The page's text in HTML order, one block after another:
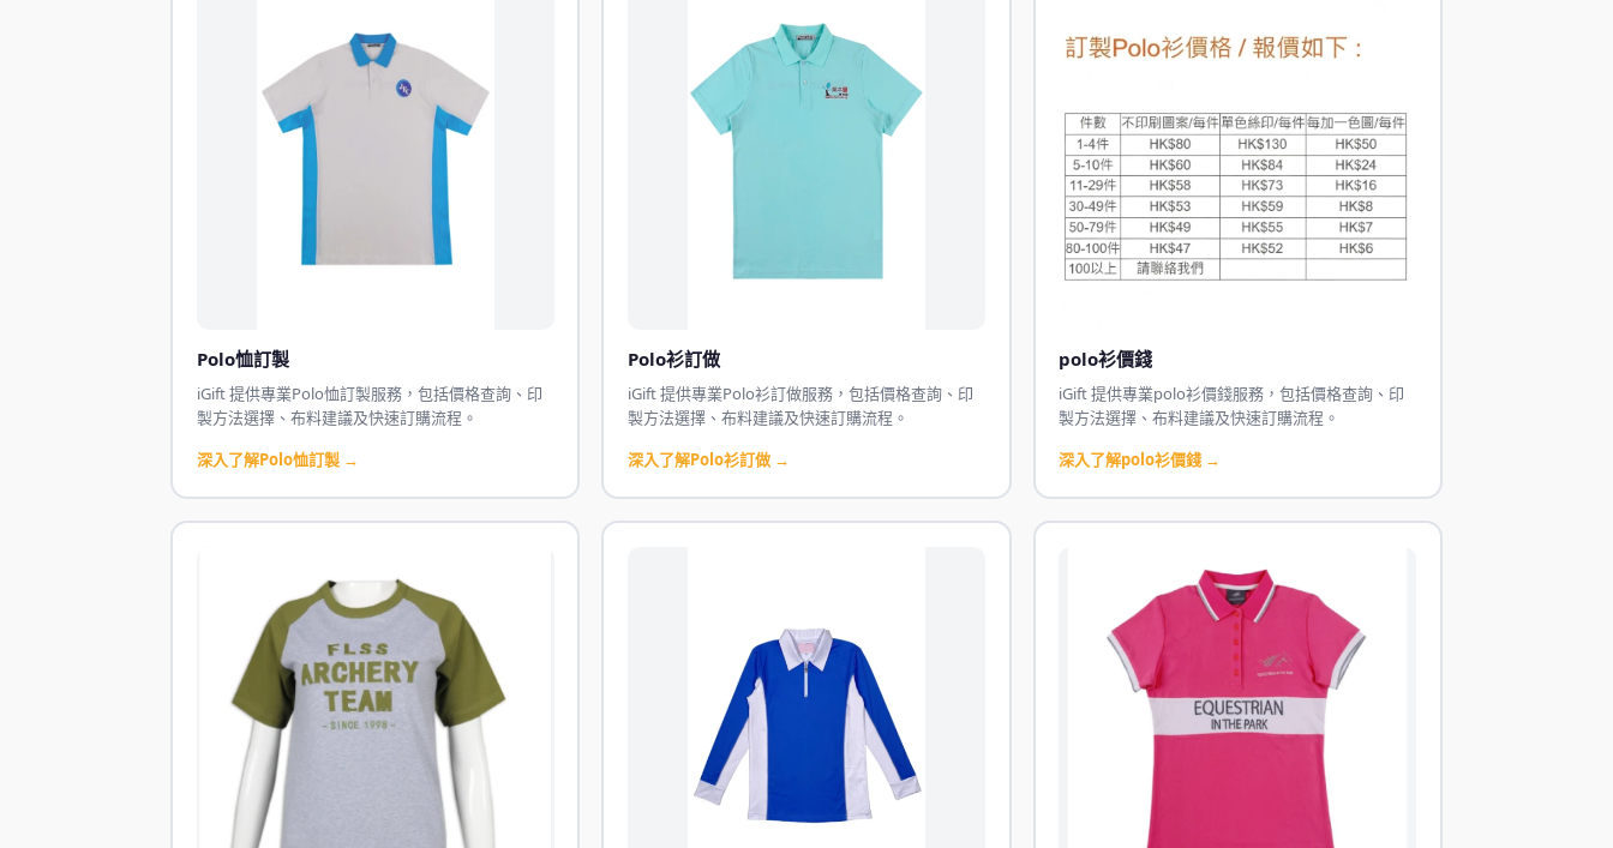
Polo恤訂製
iGift 提供專業Polo恤訂製服務，包括價格查詢、印
製方法選擇、布料建議及快速訂購流程。
深入了解Polo恤訂製 →
Polo衫訂做
iGift 提供專業Polo衫訂做服務，包括價格查詢、印
製方法選擇、布料建議及快速訂購流程。
深入了解Polo衫訂做 →
polo衫價錢
iGift 提供專業polo衫價錢服務，包括價格查詢、印
製方法選擇、布料建議及快速訂購流程。
深入了解polo衫價錢 →